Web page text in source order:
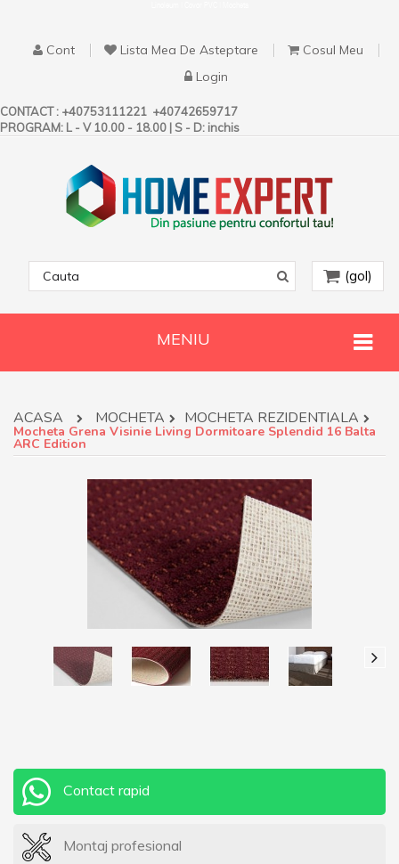
Cont Lista Mea De Asteptare
Cosul Meu
Login
CONTACT : +40753111221 +40742659717
PROGRAM: L - V 10.00 - 18.00 | S - D: inchis
(gol)
MENIU
ACASA MOCHETA MOCHETA REZIDENTIALA
Mocheta Grena Visinie Living Dormitoare Splendid 16 Balta
ARC Edition
Contact rapid
Montaj profesional